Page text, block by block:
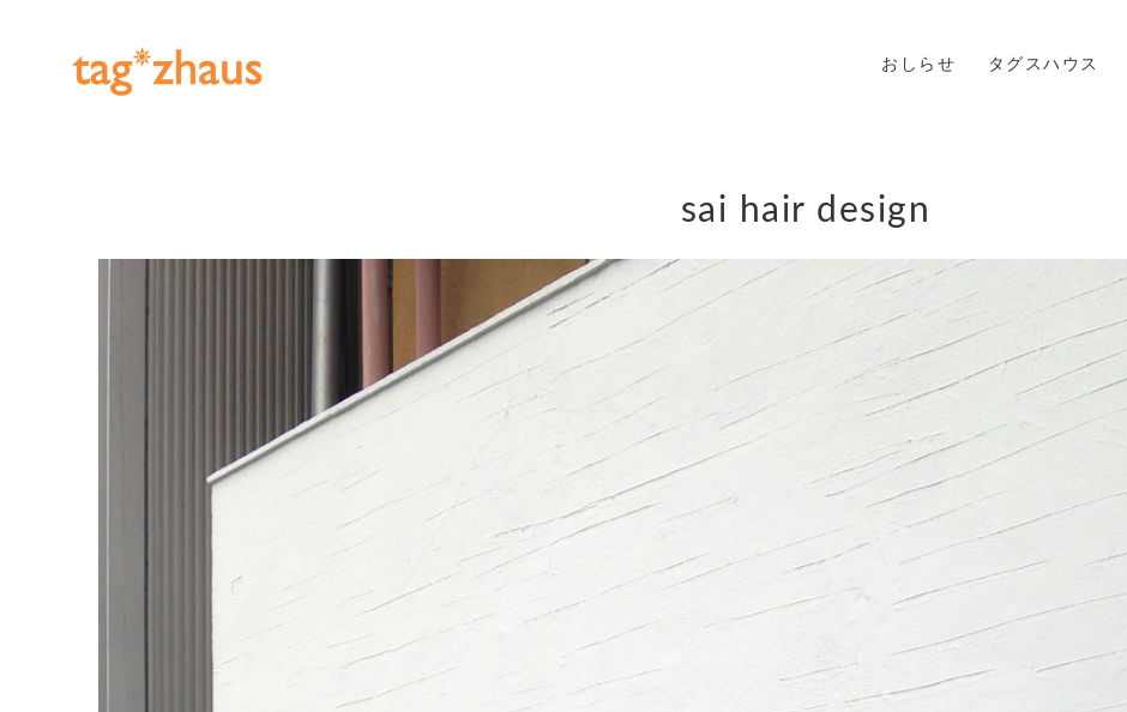
おしらせ タグスハウス
sai hair design